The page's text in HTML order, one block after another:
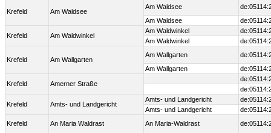
Krefeld Am Waldsee
Am Waldsee
Am Waldsee
Krefeld Am Waldwinkel
Am Waldwinkel
Am Waldwinkel
Krefeld Am Wallgarten
Am Wallgarten
Am Wallgarten
Krefeld Amerner Straße
Krefeld Amts- und Landgericht
Amts- und Landgericht
Amts- und Landgericht
Krefeld
An Maria Waldrast An Maria-Waldrast